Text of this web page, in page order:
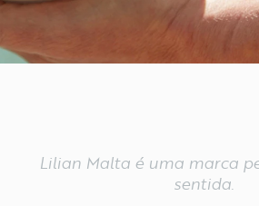
Lilian Malta é uma marca
sentida.